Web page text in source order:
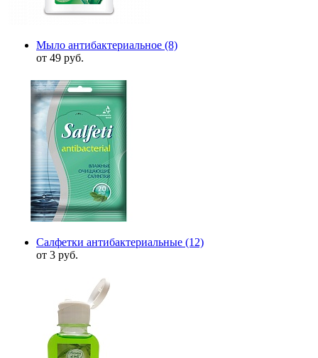
Мыло антибактериальное (8)
от 49 руб.
Салфетки антибактериальные (12)
от 3 руб.